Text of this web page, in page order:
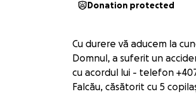
Donation protected
Cu durere vă aducem la
Domnul, a suferit un
cu acordul lui - telefon
Falcău, căsătorit cu 5